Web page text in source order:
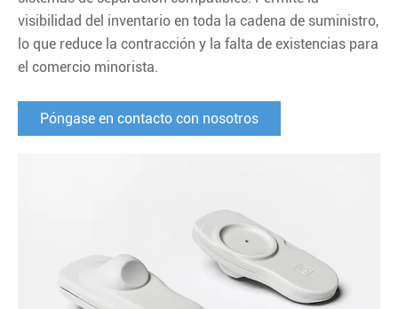
visibilidad del inventario en toda la cadena de suministro,
lo que reduce la contracción y la falta de existencias para
el comercio minorista.
Póngase en contacto con nosotros